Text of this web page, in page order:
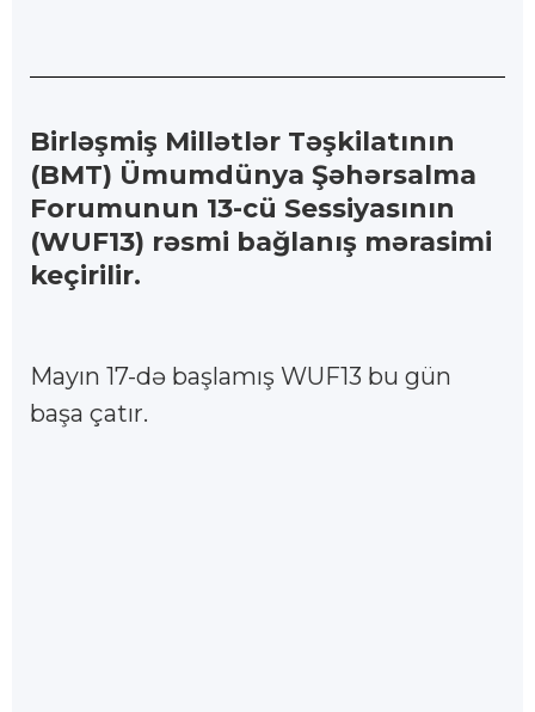
Birləşmiş Millətlər Təşkilatının
(BMT) Ümumdünya Şəhərsalma
Forumunun 13-cü Sessiyasının
(WUF13) rəsmi bağlanış mərasimi
keçirilir.
Mayın 17-də başlamış WUF13 bu gün
başa çatır.